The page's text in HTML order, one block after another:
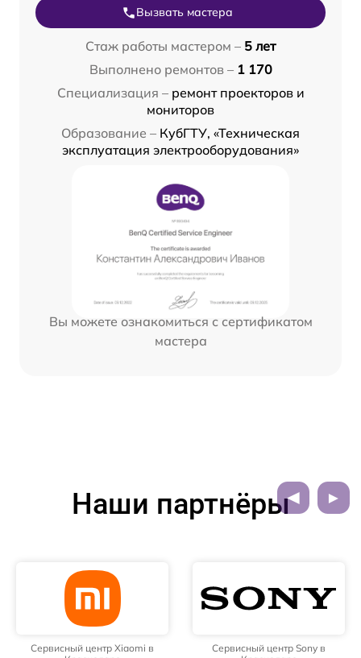
Вызвать мастера
Стаж работы мастером – 5 лет
Выполнено ремонтов – 1 170
Специализация – ремонт проекторов и
мониторов
Образование – КубГТУ, «Техническая
эксплуатация электрооборудования»
Вы можете ознакомиться с сертификатом
мастера
Наши партнёры
Сервисный центр Xiaomi в
Сервисный центр Sony в